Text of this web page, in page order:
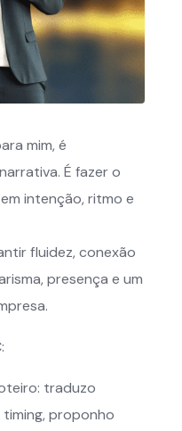
mim, é
É fazer o
intenção, ritmo e
fluidez, conexão
presença e um
traduzo
proponho